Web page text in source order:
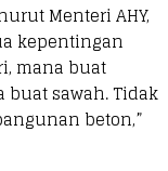
Menteri AHY,
kepentingan
mana buat
sawah. Tidak
beton,”